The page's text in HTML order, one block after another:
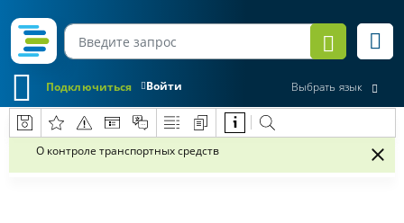
Войти
Подключиться Выбрать язык
О контроле транспортных средств